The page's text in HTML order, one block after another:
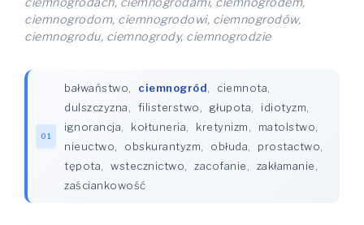
ciemnogrodom, ciemnogrodowi, ciemnogrodów,
ciemnogrodu, ciemnogrody, ciemnogrodzie
01
bałwaństwo ciemnogród ciemnota
dulszczyzna
filisterstwo głupota idiotyzm
ignorancja
kołtuneria kretynizm matolstwo
nieuctwo
obskurantyzm obłuda prostactwo
tępota
wstecznictwo zacofanie zakłamanie
zaściankowość